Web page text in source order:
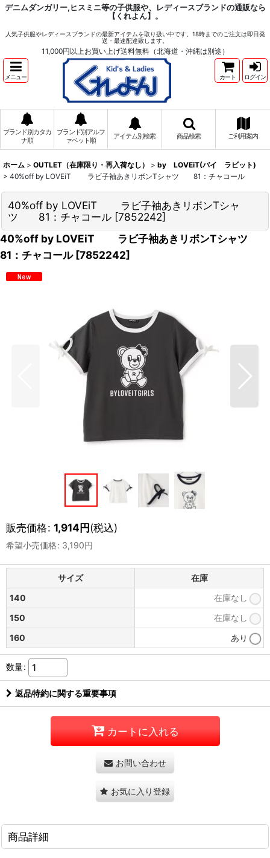
デニムダンガリー,ヒスミニ等の子供服や、レディースブランドの通販なら
【くれよん】。
人気子供服やレディースブランドの最新アイテムを取り扱い中です。18時までのご注文は即日発
送・最速配達致します。
11,000円以上お買い上げ送料無料（北海道・沖縄は別途）
メニュー カート ログイン
ブランド別カタカ
ナ順
ブランド別アルフ
ァベット順
アイテム別検索 商品検索 ご利用案内
ホーム > OUTLET（在庫限り・再入荷なし） > by LOVEiT(バイ ラビット)
> 40%off by LOVEiT ラビ子袖あきリボンTシャツ 81：チャコール
40%off by LOVEiT ラビ子袖あきリボンTシャ
ツ 81：チャコール [7852242]
40%off by LOVEiT ラビ子袖あきリボンTシャツ
81：チャコール [7852242]
販売価格: 1,914円(税込)
希望小売価格: 3,190円
サイズ
在庫
140
在庫なし
150
在庫なし
160
あり
数量:
返品特約に関する重要事項
カートに入れる
お問い合わせ
お気に入り登録
商品詳細